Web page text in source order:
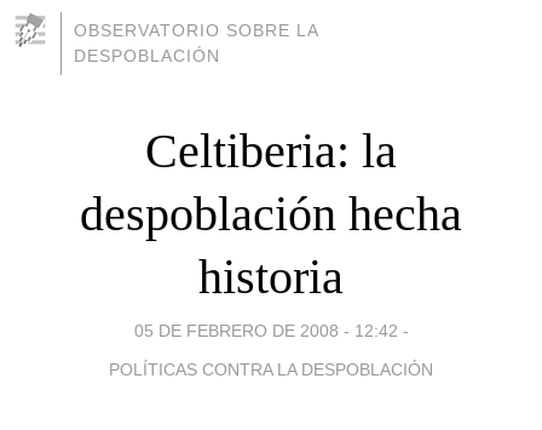
OBSERVATORIO SOBRE LA
DESPOBLACIÓN
Celtiberia: la
despoblación hecha
historia
05 DE FEBRERO DE 2008 - 12:42 -
POLÍTICAS CONTRA LA DESPOBLACIÓN